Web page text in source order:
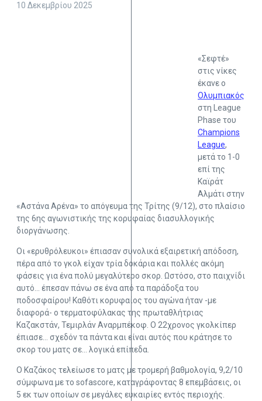
10 Δεκεμβρίου 2025
«Σεφτέ»
στις νίκες
έκανε ο
Ολυμπιακός
στη League
Phase του
Champions
League,
μετά το 1-0
επί της
Καϊράτ
Αλμάτι στην
«Αστάνα Αρένα» το απόγευμα της Τρίτης (9/12), στο πλαίσιο
της 6ης αγωνιστικής της κορυφαίας διασυλλογικής
διοργάνωσης.
Οι «ερυθρόλευκοι» έπιασαν συνολικά εξαιρετική απόδοση,
πέρα από το γκολ είχαν τρία δοκάρια και πολλές ακόμη
φάσεις για ένα πολύ μεγαλύτερο σκορ. Ωστόσο, στο παιχνίδι
αυτό… έπεσαν πάνω σε ένα από τα παράδοξα του
ποδοσφαίρου! Καθότι κορυφαίος του αγώνα ήταν -με
διαφορά- ο τερματοφύλακας της πρωταθλήτριας
Καζακστάν, Τεμιρλάν Αναρμπέκοφ. Ο 22χρονος γκολκίπερ
έπιασε… σχεδόν τα πάντα και είναι αυτός που κράτησε το
σκορ του ματς σε… λογικά επίπεδα.
Ο Καζάκος τελείωσε το ματς με τρομερή βαθμολογία, 9,2/10
σύμφωνα με το sofascore, καταγράφοντας 8 επεμβάσεις, οι
5 εκ των οποίων σε μεγάλες ευκαιρίες εντός περιοχής.